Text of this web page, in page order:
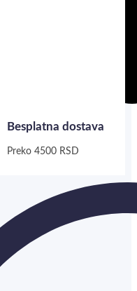
Besplatna dostava
Preko 4500 RSD